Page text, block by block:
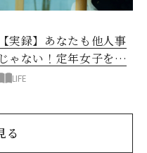
【実録】あなたも他人事
じゃない！定年女子を狙
“巧妙な詐欺”とは？
LIFE
る